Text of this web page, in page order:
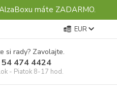
máte ZADARMO.
EUR
si rady? Zavolajte.
474 4424
- Piatok 8-17 hod.